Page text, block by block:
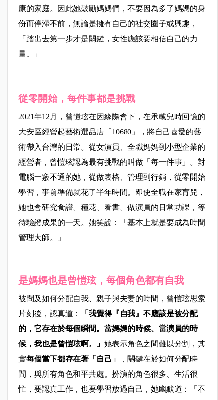
康的家庭。因此她鼓勵媽媽們，不要因為多了媽媽的身
份而停滯不前，無論是擁有自己的社交圈子或興趣，
「踏出去第一步才是關鍵，女性應該要相信自己的力
量。」
從零開始，每件事都是挑戰
2021年12月，曾愷玹在因緣際會下，在承載兒時回憶的
大安區經營起藝術選品店「10680」，將自己喜愛的藝
術帶入台灣的日常。從女演員、全職媽媽到小型企業的
經營者，曾愷玹認為最有挑戰的叫做「每一件事」。對
電腦一竅不通的她，從做表格、管理到行銷，從零開始
學習，事前準備就花了半年時間。即使全職在家育兒，
她也會研究食譜、種花、看書、做演員的日常功課，等
待驗證成果的一天。她笑說：「基本上就是要成為時間
管理大師。」
是媽媽也是曾愷玹，每個角色都有自我
被問及如何分配自我、親子與夫妻的時間，曾愷玹思索
片刻後，認真道：
「我覺得『自我』不應該是被分配
的，它存在於每個瞬間。當媽媽的時候、當演員的時
候，我也是曾愷玹啊。」 她表示角色之間難以分割，其
實每個當下都存在著「自己」
，關鍵在於如何分配時
間，與所有角色和平共處。扮演的角色很多、生活很
忙，要認真工作，也要學習放過自己，她幽默道：「不